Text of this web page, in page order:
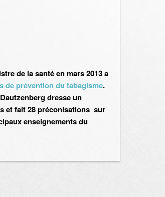
de la santé en mars 2013 a
de prévention du tabagisme.
dresse un
et fait 28 préconisations sur
enseignements du